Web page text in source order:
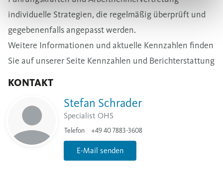
individuelle Strategien, die regelmäßig überprüft und
gegebenenfalls angepasst werden.
Weitere Informationen und aktuelle Kennzahlen finden
Sie auf unserer Seite Kennzahlen und Berichterstattung
KONTAKT
Stefan Schrader
Specialist OHS
Telefon +49 40 7883-3608
E-Mail senden